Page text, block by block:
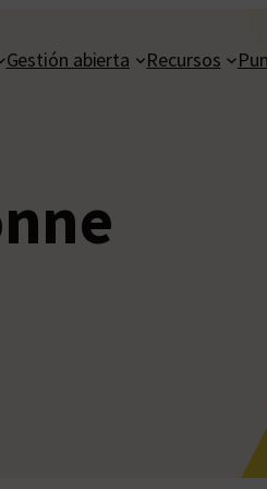
Gestión abierta Recursos